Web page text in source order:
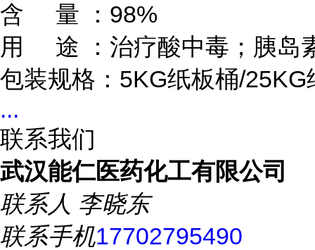
含     量 ：98%
用     途 ：治疗酸中毒；
包装规格：5KG纸板桶/25KG
...
联系我们
武汉能仁医药化工有限公司
联系人 李晓东
联系手机17702795490